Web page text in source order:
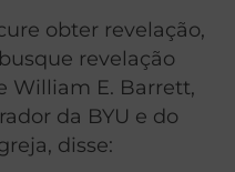
obter revelação,
revelação
William E. Barrett,
da BYU e do
disse: